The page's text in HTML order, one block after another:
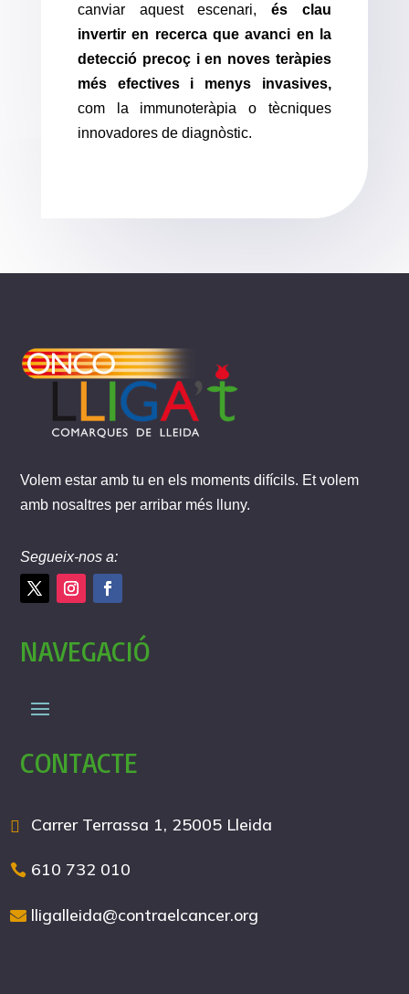
canviar aquest escenari,és clau
invertir en recerca que avanci en la
detecció precoç i en noves teràpies
més efectives i menys invasives,
com la immunoteràpia o tècniques
innovadores de diagnòstic.
Volem estar amb tu en els moments difícils. Et volem
amb nosaltres per arribar més lluny.
Segueix-nos a:
NAVEGACIÓ
CONTACTE
Carrer Terrassa 1, 25005 Lleida
610 732 010
lligalleida@contraelcancer.org